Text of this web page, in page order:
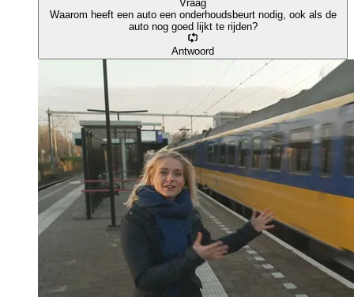
Vraag
Waarom heeft een auto een onderhoudsbeurt nodig, ook als de
auto nog goed lijkt te rijden?
Antwoord